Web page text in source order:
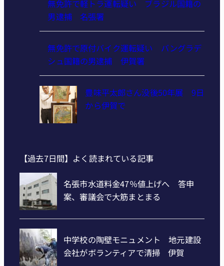
無免許で軽トラ運転疑い ブラジル国籍の
男逮捕 名張署
無免許で原付バイク運転疑い バングラデ
シュ国籍の男逮捕 伊賀署
豊味平太郎さん没後50年展 9日
から伊賀で
【過去7日間】よく読まれている記事